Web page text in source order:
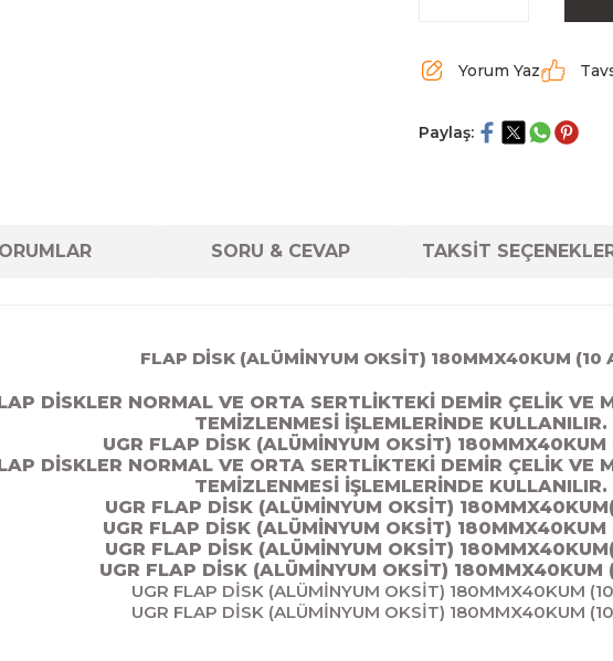
Yorum Yaz
Paylaş:
SORU & CEVAP TAKSİT
FLAP DİSK (ALÜMİNYUM OKSİT) 180MMX40KUM (10
DİSKLER NORMAL VE ORTA SERTLİKTEKİ DEMİR ÇELİK VE
TEMİZLENMESİ İŞLEMLERİNDE KULLANILIR.
UGR FLAP DİSK (ALÜMİNYUM OKSİT) 180MMX40KUM
DİSKLER NORMAL VE ORTA SERTLİKTEKİ DEMİR ÇELİK VE
TEMİZLENMESİ İŞLEMLERİNDE KULLANILIR.
UGR FLAP DİSK (ALÜMİNYUM OKSİT)
UGR FLAP DİSK (ALÜMİNYUM OKSİT) 180MMX40KUM
UGR FLAP DİSK (ALÜMİNYUM OKSİT)
UGR FLAP DİSK (ALÜMİNYUM OKSİT) 180MMX40KUM
UGR FLAP DİSK (ALÜMİNYUM OKSİT) 180MMX40KUM
UGR FLAP DİSK (ALÜMİNYUM OKSİT) 180MMX40KUM